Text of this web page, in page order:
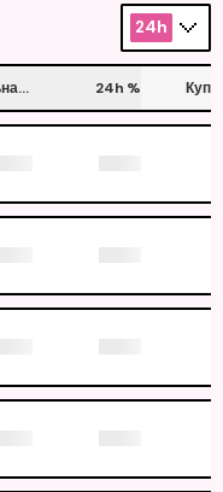
24h
цена 24h %